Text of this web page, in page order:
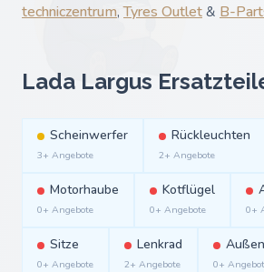
techniczentrum,Tyres Outlet& B-
Lada Largus
Scheinwerfer
3+ Angebote
Rückleuchten
2+ Angebote
Motorhaube
0+ Angebote
Kotflügel
0+ Angebote 0+
Sitze
0+ Angebote
Lenkrad
2+ Angebote 0+